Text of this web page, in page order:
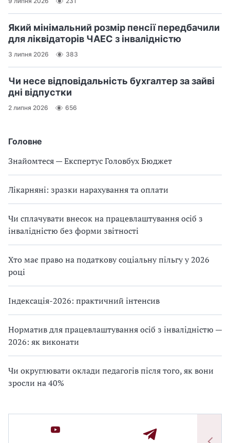
Головне
Знайомтеся — Експертус Головбух Бюджет
Лікарняні: зразки нарахування та оплати
Чи сплачувати внесок на працевлаштування осіб з
інвалідністю без форми звітності
Хто має право на податкову соціальну пільгу у 2026
році
Індексація-2026: практичний інтенсив
Норматив для працевлаштування осіб з інвалідністю —
2026: як виконати
Чи округлювати оклади педагогів після того, як вони
зросли на 40%
Який мінімальний розмір пенсії передбачили
для ліквідаторів ЧАЕС з інвалідністю
3 липня 2026 383
Чи несе відповідальність бухгалтер за зайві
дні відпустки
2 липня 2026 656